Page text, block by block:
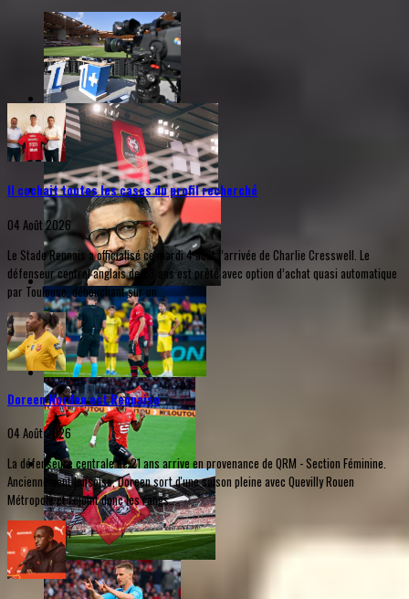
Il cochait toutes les cases du profil recherché
04 Août 2026
Le Stade Rennais a officialisé ce mardi 4 août l’arrivée de Charlie Cresswell. Le
défenseur central anglais de 23 ans est prêté avec option d’achat quasi automatique
par Toulouse, débouchant sur un...
Doreen Norden est Rennaise
04 Août 2026
La défenseure centrale de 21 ans arrive en provenance de QRM - Section Féminine.
Anciennement lensoise, Doreen sort d'une saison pleine avec Quevilly Rouen
Métropole et rejoint donc les rangs...